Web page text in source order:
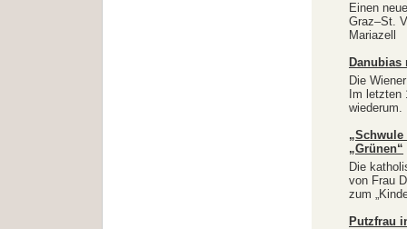
Einen
Graz–St.
Mariazell
Die
Im
wiederum.
„Grünen“
Die
von Frau
zum
Putzfrau